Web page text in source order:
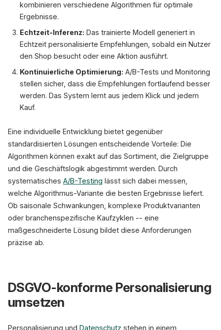
kombinieren verschiedene Algorithmen für optimale
Ergebnisse.
Echtzeit-Inferenz: Das trainierte Modell generiert in
Echtzeit personalisierte Empfehlungen, sobald ein Nutzer
den Shop besucht oder eine Aktion ausführt.
Kontinuierliche Optimierung: A/B-Tests und Monitoring
stellen sicher, dass die Empfehlungen fortlaufend besser
werden. Das System lernt aus jedem Klick und jedem
Kauf.
Eine individuelle Entwicklung bietet gegenüber
standardisierten Lösungen entscheidende Vorteile: Die
Algorithmen können exakt auf das Sortiment, die Zielgruppe
und die Geschäftslogik abgestimmt werden. Durch
systematisches A/B-Testing lässt sich dabei messen,
welche Algorithmus-Variante die besten Ergebnisse liefert.
Ob saisonale Schwankungen, komplexe Produktvarianten
oder branchenspezifische Kaufzyklen -- eine
maßgeschneiderte Lösung bildet diese Anforderungen
präzise ab.
DSGVO-konforme Personalisierung
umsetzen
Personalisierung und Datenschutz stehen in einem